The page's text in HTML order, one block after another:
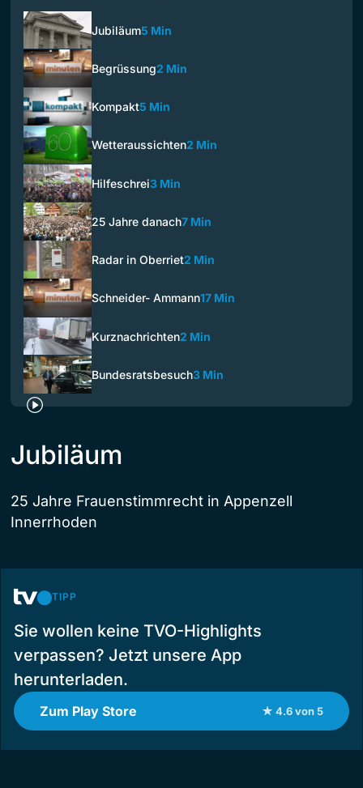
Jubiläum5 Min
Begrüssung2 Min
Kompakt5 Min
Wetteraussichten2 Min
Hilfeschrei3 Min
25 Jahre danach7 Min
Radar in Oberriet2 Min
Schneider- Ammann17 Min
Kurznachrichten2 Min
Bundesratsbesuch3 Min
Jubiläum
25 Jahre Frauenstimmrecht in Appenzell
Innerrhoden
TIPP
Sie wollen keine TVO-Highlights
verpassen? Jetzt unsere App
herunterladen.
Zum Play Store ★ 4.6 von 5